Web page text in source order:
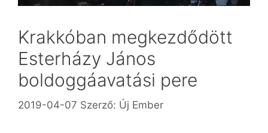
Krakkóban megkezdődött
Esterházy János
boldoggáavatási pere
2019-04-07 Szerző: Új Ember